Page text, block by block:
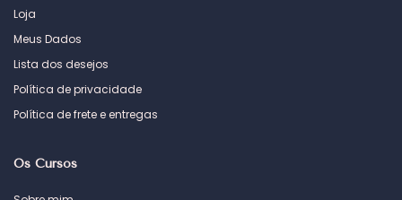
Loja
Meus Dados
Lista dos desejos
Política de privacidade
Política de frete e entregas
Os Cursos